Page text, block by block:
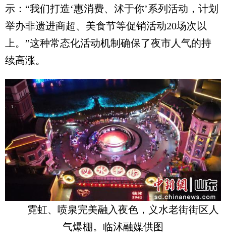
示：“我们打造‘惠消费、沭于你’系列活动，计划
举办非遗进商超、美食节等促销活动20场次以
上。”这种常态化活动机制确保了夜市人气的持
续高涨。
霓虹、喷泉完美融入夜色，义水老街街区人
气爆棚。临沭融媒供图